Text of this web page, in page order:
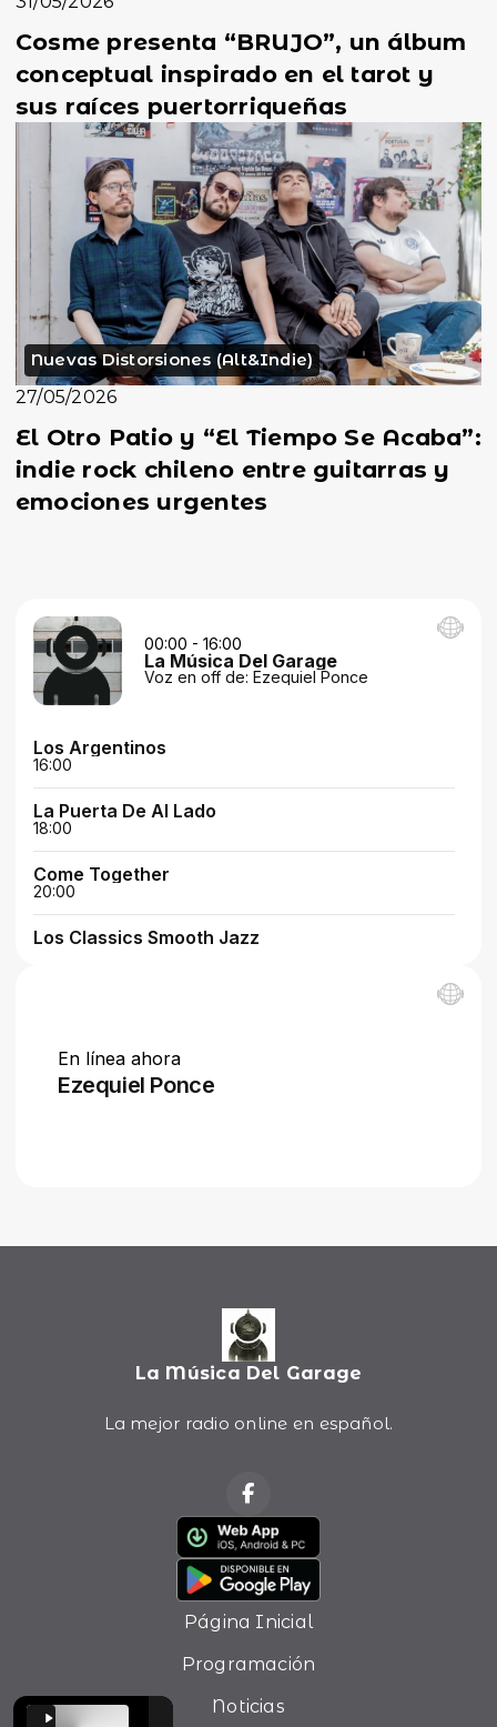
Cosme presenta “BRUJO”, un álbum
conceptual inspirado en el tarot y
sus raíces puertorriqueñas
Nuevas Distorsiones (Alt&Indie)
27/05/2026
El Otro Patio y “El Tiempo Se Acaba”:
indie rock chileno entre guitarras y
emociones urgentes
La Música Del Garage
La mejor radio online en español.
Página Inicial
Programación
Noticias